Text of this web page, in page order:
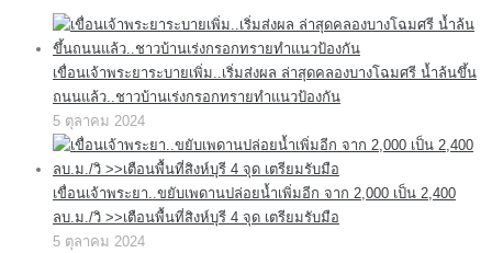
เขื่อนเจ้าพระยาระบายเพิ่ม..เริ่มส่งผล ล่าสุดคลองบางโฉมศรี น้ำล้นขึ้น
ถนนแล้ว..ชาวบ้านเร่งกรอกทรายทำแนวป้องกัน
5 ตุลาคม 2024
เขื่อนเจ้าพระยา..ขยับเพดานปล่อยน้ำเพิ่มอีก จาก 2,000 เป็น 2,400
ลบ.ม./วิ >>เตือนพื้นที่สิงห์บุรี 4 จุด เตรียมรับมือ
5 ตุลาคม 2024